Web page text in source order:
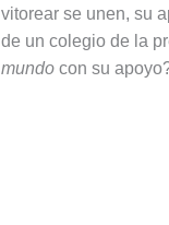
vitorear se unen, su
de un colegio de la
mundo con su